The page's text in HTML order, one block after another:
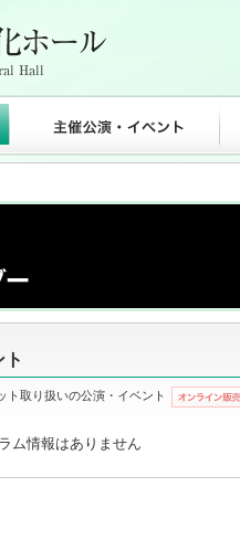
ト取り扱いの公演・イベント
ム情報はありません